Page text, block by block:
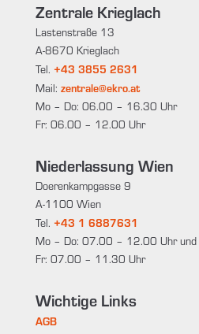
Zentrale Krieglach
Lastenstraße 13
A-8670 Krieglach
Tel. +43 3855 2631
Mail: zentrale@ekro.at
Mo – Do: 06.00 – 16.30 Uhr
Fr: 06.00 – 12.00 Uhr
Niederlassung Wien
Doerenkampgasse 9
A-1100 Wien
Tel. +43 1 6887631
Mo – Do: 07.00 – 12.00 Uhr
Fr: 07.00 – 11.30 Uhr
Wichtige Links
AGB